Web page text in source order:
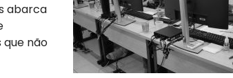
abarca
não